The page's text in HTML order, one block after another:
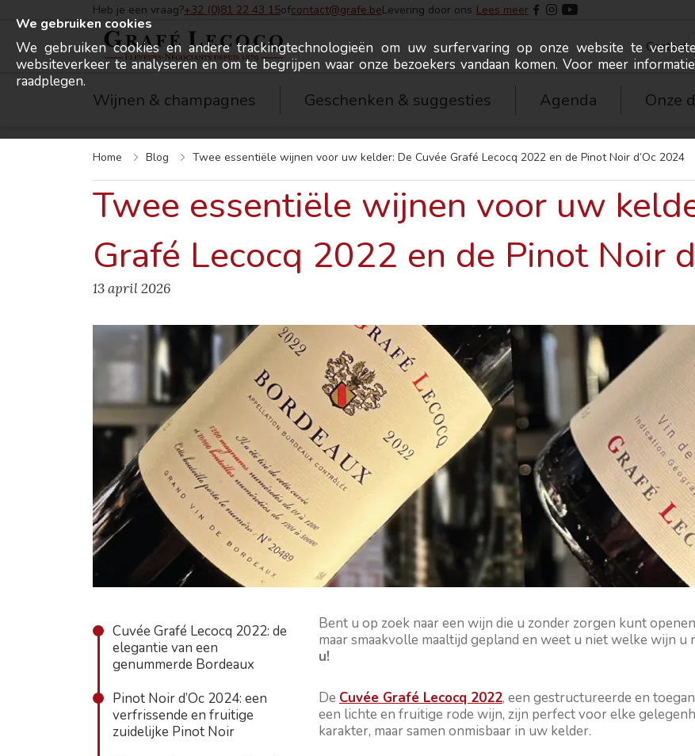
Heb je een vraag?+32 (0)81 22 43 15ofcontact@grafe.beLevering door ons Lees meer
Grafé Lecocq
Contact
Wijnen & champagnes Geschenken & suggesties Agenda Onze
Home Blog Twee essentiële wijnen voor uw kelder: De Cuvée Grafé Lecocq 2022 en de Pinot Noir d’Oc 2024
Twee essentiële wijnen voor uw
Grafé Lecocq 2022 en de Pinot Noir
13 april 2026
Cuvée Grafé Lecocq 2022: de
elegantie van een
genummerde Bordeaux
Pinot Noir d’Oc 2024: een
verfrissende en fruitige
zuidelijke Pinot Noir
Bent u op zoek naar een wijn die u zonder zorgen kunt
maar smaakvolle maaltijd gepland en weet u niet welke wijn u
u!
De Cuvée Grafé Lecocq 2022, een gestructureerde en
een lichte en fruitige rode wijn, zijn perfect voor elke
karakter, maar samen onmisbaar in uw kelder.
We gebruiken cookies
We gebruiken cookies en andere trackingtechnologieën om uw surfervaring op onze website te
websiteverkeer te analyseren en om te begrijpen waar onze bezoekers vandaan komen. Voor meer
raadplegen.